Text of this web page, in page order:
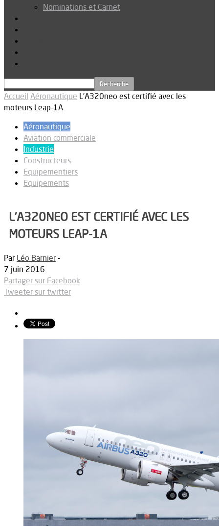
Nominations et Carnet
Accueil Aéronautique L’A320neo est certifié avec les
moteurs Leap-1A
Aéronautique
Aviation commerciale
Industrie
Constructeurs
Equipementiers
Equipements
L’A320NEO EST CERTIFIÉ AVEC LES
MOTEURS LEAP-1A
Par Léo Barnier -
7 juin 2016
Partager sur Facebook
Tweeter sur twitter